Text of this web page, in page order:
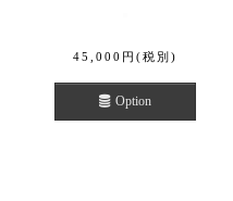
45,000 円 (税別)
Option